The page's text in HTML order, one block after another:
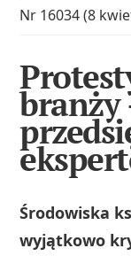
Nr 16034 (8
branży
Środowiska
wyjątkowo